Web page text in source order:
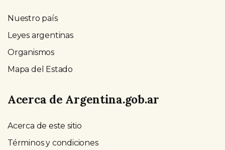
Nuestro país
Leyes argentinas
Organismos
Mapa del Estado
Acerca de Argentina.gob.ar
Acerca de este sitio
Términos y condiciones